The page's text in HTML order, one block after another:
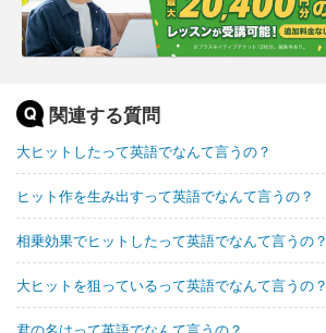
関連する質問
大ヒットしたって英語でなんて言うの？
ヒット作を生み出すって英語でなんて言うの？
相乗効果でヒットしたって英語でなんて言うの？
大ヒットを狙っているって英語でなんて言うの？